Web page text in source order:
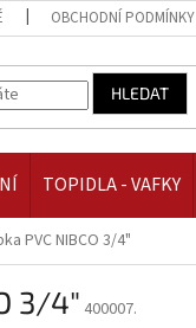
OBCHODNÍ PODMÍNKY
HLEDAT
TOPIDLA - VAFKY
PVC NIBCO 3/4"
3/4" 400007.